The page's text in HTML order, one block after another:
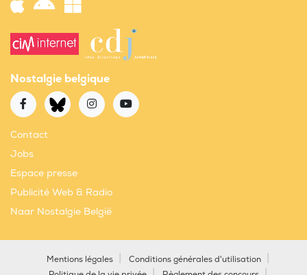
Nostalgie belgique
Contact
Jobs
Espace presse
Publicité Web & Radio
Naar Nostalgie België
Mentions légales
Conditions générales d'utilisation